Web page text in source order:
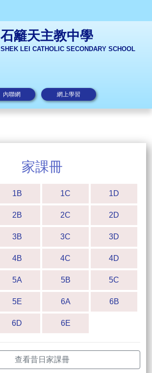
石籬天主教中學
SHEK LEI CATHOLIC SECONDARY SCHOOL
內聯網 網上學習
家課冊
1B 1C 1D
2B 2C 2D
3B 3C 3D
4B 4C 4D
5A 5B 5C
5E 6A 6B
6D 6E
查看昔日家課冊